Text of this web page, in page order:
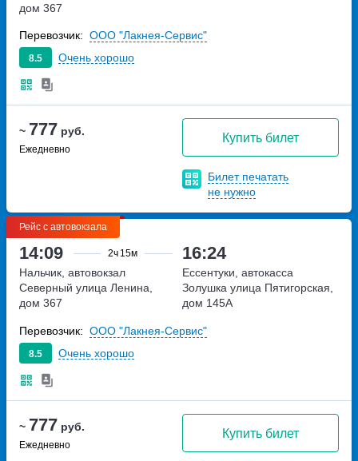
~ 777 руб.
Ежедневно
Купить билет
Билет печатать
не нужно
дом 367
8.5 Очень хорошо
Перевозчик: ООО "Лакнея-Сервис"
Рейс с автовокзала
14:09 2ч 15м 16:24
~ 777 руб.
Ежедневно
Купить билет
Нальчик, автовокзал
Северный улица Ленина,
дом 367
Ессентуки, автокасса
Золушка улица Пятигорская,
дом 145А
8.5 Очень хорошо
Перевозчик: ООО "Лакнея-Сервис"